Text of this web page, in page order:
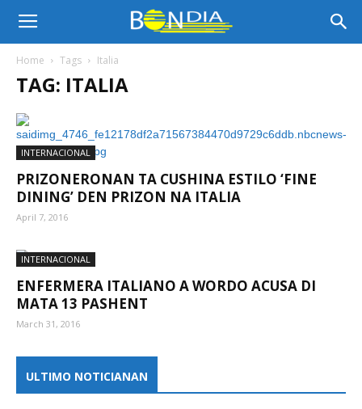
Bon
Aruba
Noticia
Home Tags Italia
TAG: ITALIA
INTERNACIONAL
PRIZONERONAN TA CUSHINA ESTILO ‘FINE
DINING’ DEN PRIZON NA ITALIA
April 7, 2016
INTERNACIONAL
ENFERMERA ITALIANO A WORDO ACUSA DI
MATA 13 PASHENT
March 31, 2016
ULTIMO NOTICIANAN